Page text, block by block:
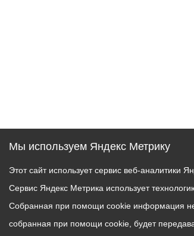
Мы используем Яндекс Метрику
Этот сайт использует сервис веб-
Сервис Яндекс Метрика использует
Собранная при помощи cookie информация не
собранная при помощи cookie, будет